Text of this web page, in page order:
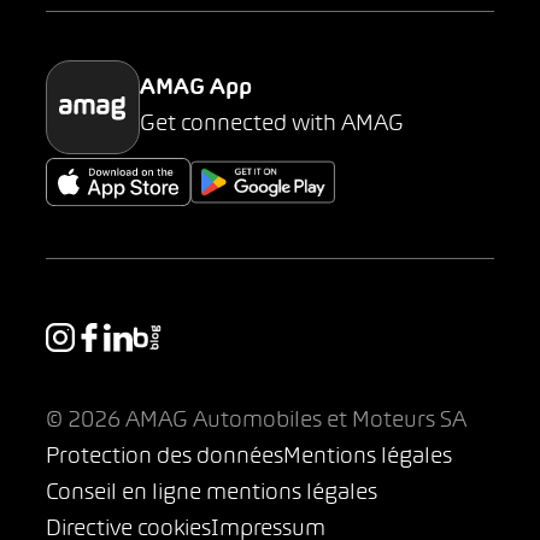
Parking
AMAG App
Get connected with AMAG
© 2026 AMAG Automobiles et Moteurs SA
Protection des donnéesMentions légales
Conseil en ligne mentions légales
Directive cookiesImpressum